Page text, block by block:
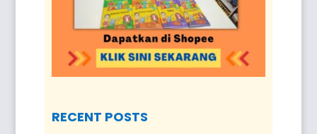
RECENT POSTS